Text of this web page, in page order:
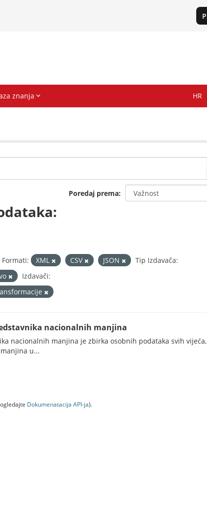
Poredaj prema
Formati: XML CSV JSON
Tip Izdavača:
Izdavači:
nacionalnih manjina
nacionalnih manjina je zbirka osobnih podataka svih vijeća,
u...
Dokumenаtаcijа API-jа).